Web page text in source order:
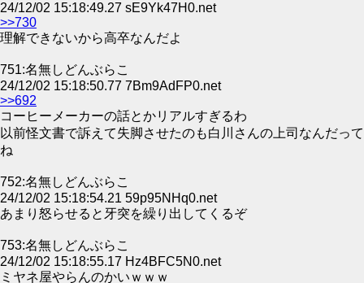
24/12/02 15:18:49.27 sE9Yk47H0.net
>>730
理解できないから高卒なんだよ
751:名無しどんぶらこ
24/12/02 15:18:50.77 7Bm9AdFP0.net
>>692
コーヒーメーカーの話とかリアルすぎるわ
以前怪文書で訴えて失脚させたのも白川さんの上司なんだって
ね
752:名無しどんぶらこ
24/12/02 15:18:54.21 59p95NHq0.net
あまり怒らせると牙突を繰り出してくるぞ
753:名無しどんぶらこ
24/12/02 15:18:55.17 Hz4BFC5N0.net
ミヤネ屋やらんのかいｗｗｗ